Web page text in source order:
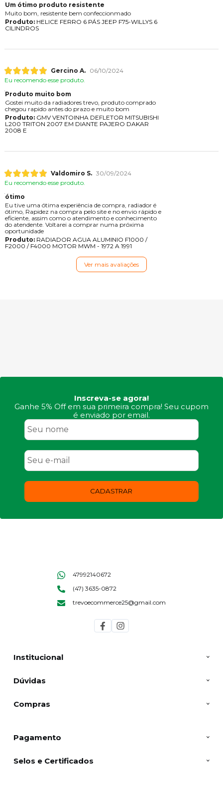
Um ótimo produto resistente
Muito bom, resistente bem confeccionmado
Produto:HELICE FERRO 6 PÁS JEEP F75-WILLYS 6
CILINDROS
Gercino A.
06/10/2024
Eu recomendo esse produto.
Produto muito bom
Gostei muito da radiadores trevo, produto comprado
chegou rapido antes do prazo e muito bom
Produto:GMV VENTOINHA DEFLETOR MITSUBISHI
L200 TRITON 2007 EM DIANTE PAJERO DAKAR
2008 E
Valdomiro S. 30/09/2024
Eu recomendo esse produto.
ótimo
Eu tive uma ótima experiência de compra, radiador é
ótimo, Rapidez na compra pelo site e no envio rápido e
eficiente, assim como o atendimento e conhecimento
do atendente. Voltarei a comprar numa próxima
oportunidade
Produto:RADIADOR AGUA ALUMINIO F1000 /
F2000 / F4000 MOTOR MWM - 1972 A 1991
Ver mais avaliações
Inscreva-se agora!
Ganhe 5% Off em sua primeira compra! Seu cupom
é enviado por email.
CADASTRAR
Institucional
Dúvidas
Compras
47992140672
(47) 3635-0872
trevoecommerce25@gmail.com
Pagamento
Selos e Certificados